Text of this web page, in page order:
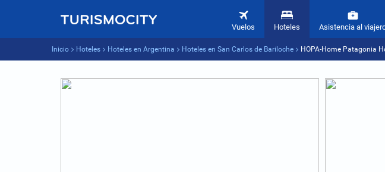
Vuelos Hoteles Asistencia al
Inicio Hoteles Hoteles en Argentina Hoteles en San Carlos de Bariloche HOPA-Home Patagonia